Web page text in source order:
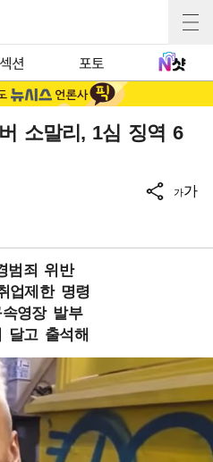
섹션 포토
소말리, 1심 징역 6
가가
범죄 위반
업제한 명령
영장 발부
달고 출석해